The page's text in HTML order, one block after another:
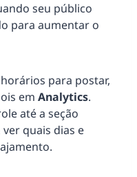
seu público
para aumentar o
para postar,
em Analytics.
até a seção
ver quais dias e